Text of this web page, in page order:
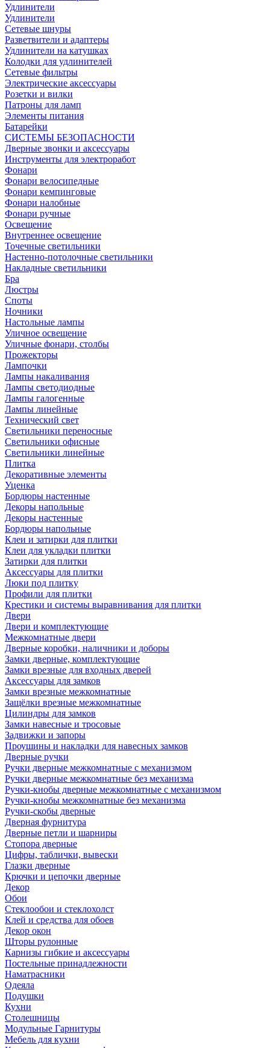
Удлинители
Удлинители
Сетевые шнуры
Разветвители и адаптеры
Удлинители на катушках
Колодки для удлинителей
Сетевые фильтры
Электрические аксессуары
Розетки и вилки
Патроны для ламп
Элементы питания
Батарейки
СИСТЕМЫ БЕЗОПАСНОСТИ
Дверные звонки и аксессуары
Инструменты для электроработ
Фонари
Фонари велосипедные
Фонари кемпинговые
Фонари налобные
Фонари ручные
Освещение
Внутреннее освещение
Точечные светильники
Настенно-потолочные светильники
Накладные светильники
Бра
Люстры
Споты
Ночники
Настольные лампы
Уличное освещение
Уличные фонари, столбы
Прожекторы
Лампочки
Лампы накаливания
Лампы светодиодные
Лампы галогенные
Лампы линейные
Технический свет
Светильники переносные
Светильники офисные
Светильники линейные
Плитка
Декоративные элементы
Уценка
Бордюры настенные
Декоры напольные
Декоры настенные
Бордюры напольные
Клеи и затирки для плитки
Клеи для укладки плитки
Затирки для плитки
Аксессуары для плитки
Люки под плитку
Профили для плитки
Крестики и системы выравнивания для плитки
Двери
Двери и комплектующие
Межкомнатные двери
Дверные коробки, наличники и доборы
Замки дверные, комплектующие
Замки врезные для входных дверей
Аксессуары для замков
Замки врезные межкомнатные
Защёлки врезные межкомнатные
Цилиндры для замков
Замки навесные и тросовые
Задвижки и запоры
Проушины и накладки для навесных замков
Дверные ручки
Ручки дверные межкомнатные с механизмом
Ручки дверные межкомнатные без механизма
Ручки-кнобы дверные межкомнатные с механизмом
Ручки-кнобы межкомнатные без механизма
Ручки-скобы дверные
Дверная фурнитура
Дверные петли и шарниры
Стопора дверные
Цифры, таблички, вывески
Глазки дверные
Крючки и цепочки дверные
Декор
Обои
Стеклообои и стеклохолст
Клей и средства для обоев
Декор окон
Шторы рулонные
Карнизы гибкие и аксессуары
Постельные принадлежности
Наматрасники
Одеяла
Подушки
Кухни
Столешницы
Модульные Гарнитуры
Мебель для кухни